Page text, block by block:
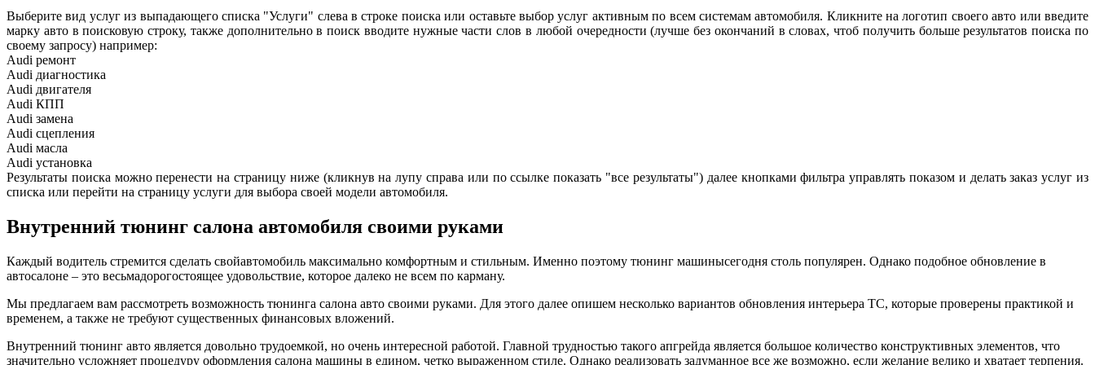
Выберите вид услуг из выпадающего списка "Услуги" слева в строке поиска или оставьте выбор услуг активным по всем системам автомобиля. Кликните на логотип своего авто или введите
марку авто в поисковую строку, также дополнительно в поиск вводите нужные части слов в любой очередности (лучше без окончаний в словах, чтоб получить больше результатов поиска по
своему запросу) например:
Audi ремонт
Audi диагностика
Audi двигателя
Audi КПП
Audi замена
Audi сцепления
Audi масла
Audi установка
Результаты поиска можно перенести на страницу ниже (кликнув на лупу справа или по ссылке показать "все результаты") далее кнопками фильтра управлять показом и делать заказ услуг из
списка или перейти на страницу услуги для выбора своей модели автомобиля.
Внутренний тюнинг салона автомобиля своими руками
Каждый водитель стремится сделать свойавтомобиль максимально комфортным и стильным. Именно поэтому тюнинг машинысегодня столь популярен. Однако подобное обновление в
автосалоне – это весьмадорогостоящее удовольствие, которое далеко не всем по карману.
Мы предлагаем вам рассмотреть возможность тюнинга салона авто своими руками. Для этого далее опишем несколько вариантов обновления интерьера ТС, которые проверены практикой и
временем, а также не требуют существенных финансовых вложений.
Внутренний тюнинг авто является довольно трудоемкой, но очень интересной работой. Главной трудностью такого апгрейда является большое количество конструктивных элементов, что
значительно усложняет процедуру оформления салона машины в едином, четко выраженном стиле. Однако реализовать задуманное все же возможно, если желание велико и хватает терпения.